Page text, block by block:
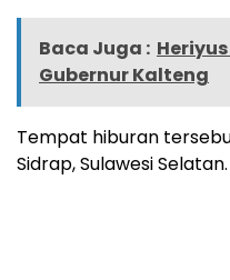
Baca Juga :
Gubernur Kalteng
Tempat hiburan
Sidrap, Sulawesi Selatan.